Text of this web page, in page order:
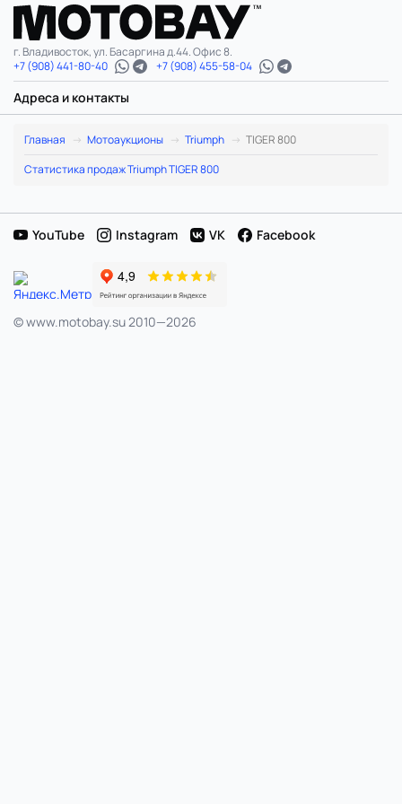
г. Владивосток, ул. Басаргина д.44. Офис 8.
+7 (908) 441-80-40
+7 (908) 455-58-04
Адреса и контакты
Triumph
TIGER
800:
лоты
в
Японии
Главная Мотоаукционы Triumph
TIGER 800
Статистика продаж Triumph TIGER 800
YouTube Instagram VK Facebook
© www.motobay.su 2010—2026